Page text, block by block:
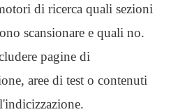
di ricerca quali sezioni
scansionare e quali no.
pagine di
aree di test o contenuti